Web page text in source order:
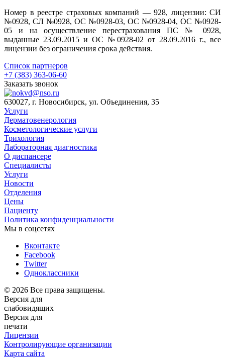
Номер в реестре страховых компаний — 928, лицензии: СИ
№0928, СЛ №0928, ОС №0928-03, ОС №0928-04, ОС №0928-
05 и на осуществление перестрахования ПС № 0928,
выданные 23.09.2015 и ОС №0928-02 от 28.09.2016 г., все
лицензии без ограничения срока действия.
Список партнеров
+7 (383) 363-06-60
Заказать звонок
630027, г. Новосибирск, ул. Объединения, 35
Услуги
Дерматовенерология
Косметологические услуги
Трихология
Лабораторная диагностика
О диспансере
Специалисты
Услуги
Новости
Отделения
Цены
Пациенту
Политика конфиденциальности
Мы в соцсетях
Вконтакте
Facebook
Twitter
Одноклассники
© 2026 Все права защищены.
Версия для
слабовидящих
Версия для
печати
Лицензии
Контролирующие организации
Карта сайта